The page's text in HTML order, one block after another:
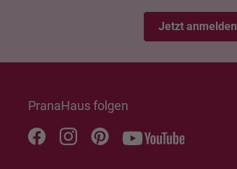
Jetzt anmelden
PranaHaus folgen